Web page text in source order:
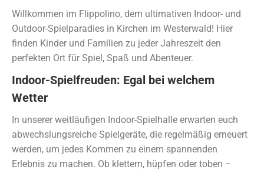
Willkommen im Flippolino, dem ultimativen Indoor- und
Outdoor-Spielparadies in Kirchen im Westerwald! Hier
finden Kinder und Familien zu jeder Jahreszeit den
perfekten Ort für Spiel, Spaß und Abenteuer.
Indoor-Spielfreuden: Egal bei welchem
Wetter
In unserer weitläufigen Indoor-Spielhalle erwarten euch
abwechslungsreiche Spielgeräte, die regelmäßig erneuert
werden, um jedes Kommen zu einem spannenden
Erlebnis zu machen. Ob klettern, hüpfen oder toben –